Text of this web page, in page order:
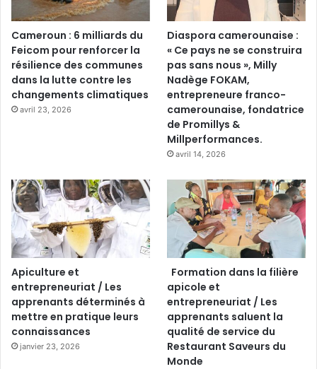
Cameroun : 6 milliards du
Feicom pour renforcer la
résilience des communes
dans la lutte contre les
changements climatiques
avril 23, 2026
Diaspora camerounaise :
« Ce pays ne se construira
pas sans nous », Milly
Nadège FOKAM,
entrepreneure franco-
camerounaise, fondatrice
de Promillys &
Millperformances.
avril 14, 2026
Apiculture et
entrepreneuriat / Les
apprenants déterminés à
mettre en pratique leurs
connaissances
janvier 23, 2026
Formation dans la filière
apicole et
entrepreneuriat / Les
apprenants saluent la
qualité de service du
Restaurant Saveurs du
Monde